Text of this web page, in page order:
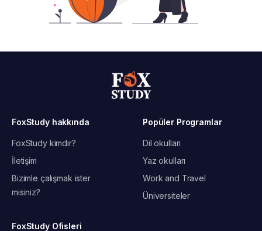
FoxStudy hakkında
FoxStudy kimdir?
İletişim
Bizimle çalışmak ister
misiniz?
Popüler Programlar
Dil okulları
Yaz okulları
Work and Travel
Üniversiteler
FoxStudy Ofisleri